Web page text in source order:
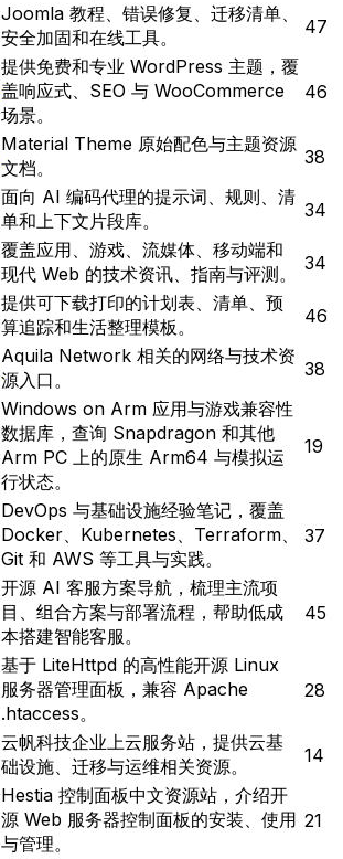
Joomla 教程、错误修复、迁移清单、
安全加固和在线工具。
47
提供免费和专业 WordPress 主题，覆
盖响应式、SEO 与 WooCommerce
场景。
46
Material Theme 原始配色与主题资源
文档。
38
面向 AI 编码代理的提示词、规则、清
单和上下文片段库。
34
覆盖应用、游戏、流媒体、移动端和
现代 Web 的技术资讯、指南与评测。
34
提供可下载打印的计划表、清单、预
算追踪和生活整理模板。
46
Aquila Network 相关的网络与技术资
源入口。
38
Windows on Arm 应用与游戏兼容性
数据库，查询 Snapdragon 和其他
Arm PC 上的原生 Arm64 与模拟运
行状态。
19
DevOps 与基础设施经验笔记，覆盖
Docker、Kubernetes、Terraform、
Git 和 AWS 等工具与实践。
37
开源 AI 客服方案导航，梳理主流项
目、组合方案与部署流程，帮助低成
本搭建智能客服。
45
基于 LiteHttpd 的高性能开源 Linux
服务器管理面板，兼容 Apache
.htaccess。
28
云帆科技企业上云服务站，提供云基
础设施、迁移与运维相关资源。
14
Hestia 控制面板中文资源站，介绍开
源 Web 服务器控制面板的安装、使用
与管理。
21